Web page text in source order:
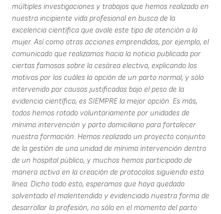
múltiples investigaciones y trabajos que hemos realizado en
nuestra incipiente vida profesional en busca de la
excelencia científica que avale este tipo de atención a la
mujer. Así como otras acciones emprendidas, por ejemplo, el
comunicado que realizamos hacia la noticia publicada por
ciertas famosas sobre la cesárea electiva, explicando los
motivos por los cuáles la opción de un parto normal, y sólo
intervenido por causas justificadas bajo el peso de la
evidencia científica, es SIEMPRE la mejor opción. Es más,
todos hemos rotado voluntariamente por unidades de
mínima intervención y parto domiciliario para fortalecer
nuestra formación. Hemos realizado un proyecto conjunto
de la gestión de una unidad de mínima intervención dentro
de un hospital público, y muchos hemos participado de
manera activa en la creación de protocolos siguiendo esta
línea. Dicho todo esto, esperamos que haya quedado
solventado el malentendido y evidenciada nuestra forma de
desarrollar la profesión, no sólo en el momento del parto